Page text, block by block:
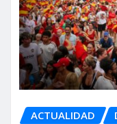
ACTUALIDAD